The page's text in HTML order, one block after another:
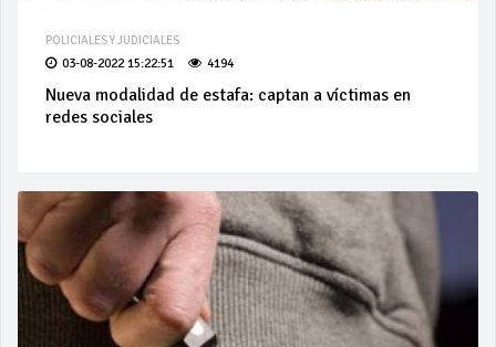
POLICIALES Y JUDICIALES
03-08-2022 15:22:51 4194
Nueva modalidad de estafa: captan a víctimas en
redes sociales